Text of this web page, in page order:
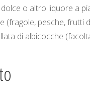
o altro liquore a
(fragole, pesche, frutti
di albicocche